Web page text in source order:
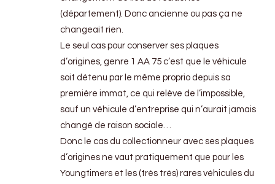
(département). Donc ancienne ou pas ça ne
changeait rien.
Le seul cas pour conserver ses plaques
d’origines, genre 1 AA 75 c’est que le véhicule
soit détenu par le même proprio depuis sa
première immat, ce qui relève de l’impossible,
sauf un véhicule d’entreprise qui n’aurait jamais
changé de raison sociale…
Donc le cas du collectionneur avec ses plaques
d’origines ne vaut pratiquement que pour les
Youngtimers et les (très très) rares véhicules du